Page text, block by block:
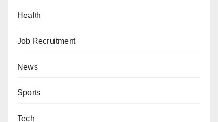
Health
Job Recruitment
News
Sports
Tech